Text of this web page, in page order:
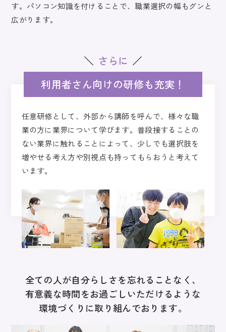
す。 パソコン知識を付けることで、職業選択の幅もグンと
広がります。
さらに
利用者さん向けの研修も充実！
任意研修として、外部から講師を呼んで、様々な職
業の方に業界について学びます。 普段接することの
ない業界に触れることによって、少しでも選択肢を
増やせる考え方や別視点も持ってもらおうと考えて
います。
全ての人が自分らしさを忘れることなく、
有意義な時間をお過ごしいただけるような
環境づくりに取り組んでおります。